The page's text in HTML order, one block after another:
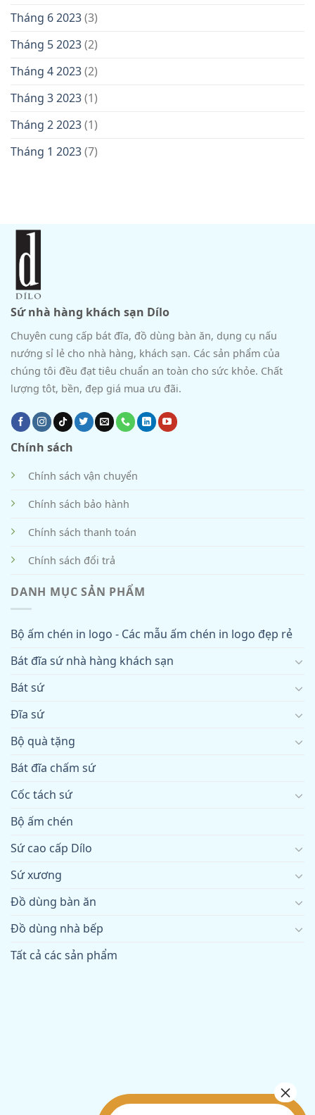
Tháng 6 2023(3)
Tháng 5 2023(2)
Tháng 4 2023(2)
Tháng 3 2023(1)
Tháng 2 2023(1)
Tháng 1 2023(7)
Sứ nhà hàng khách sạn Dílo
Chuyên cung cấp bát đĩa, đồ dùng bàn ăn, dụng cụ nấu
nướng sỉ lẻ cho nhà hàng, khách sạn. Các sản phẩm của
chúng tôi đều đạt tiêu chuẩn an toàn cho sức khỏe. Chất
lượng tôt, bền, đẹp giá mua ưu đãi.
Chính sách
Chính sách vận chuyển
Chính sách bảo hành
Chính sách thanh toán
Chính sách đổi trả
DANH MỤC SẢN PHẨM
Bộ ấm chén in logo - Các mẫu ấm chén in logo đẹp rẻ
Bát đĩa sứ nhà hàng khách sạn
Bát sứ
Đĩa sứ
Bộ quà tặng
Bát đĩa chấm sứ
Cốc tách sứ
Bộ ấm chén
Sứ cao cấp Dílo
Sứ xương
Đồ dùng bàn ăn
Đồ dùng nhà bếp
Tất cả các sản phẩm